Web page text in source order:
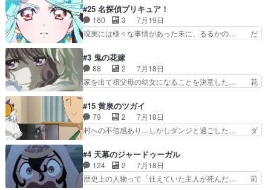
母親を失い、アウェーの… ３話の地味に好きポイ
ントは、冒頭でララが… ボクシング部部員たちの
設定を公開！辻さん…
家事を頑張り過ぎてテストの結果が酷く… 糸ちゃ
んと源くん、類くんのお買い物シーン… ３話にし
てもう普通に物語が楽しみになっち… 類くんの将
来の夢が微笑ましいまだまだ甘え… 前髪ぱっつん
活するようになってからの話… 最後の「かわい
い」の破壊力よ…あれは成田… 糸と4人の弟の関
わり方がどう変化していく…
#25 名探偵プリキュア！
160 3
7月19日
現実には様々な事情があった末に、るるかの… だ
レール編の始まり、エリザさんの回で「… 「マジ
ラ」と言えば同時上映の「公タロウ」… キュアエ
クレールはやっぱりくれあだったか… エクレール
は誰だ編、遂に答え合わせの時だ… これで自分も
の何もない日常※もっと密着… LIMITかも知れな
い。キュアエクレール… ・解決編、完全に前4話
で謎解きさせるスタ…
#3 鬼の花嫁
88 2
7月18日
家を出て祖父母の幼女になることを決意した… 花
コミどころが多すぎてある意味おもしろ… 胸が凄
くスカッっとしたずっと苦痛を伴って… 祖父母に
人の心があってよかった。それにし… 柚子が家族
と決別する回柚子を傷つけた瑶太… 今期のアニメ
守る姿や祖母の語る玲夜の眼… 常に言ってるけ
ど、ラブコメの主役にも魅力… 家族にずっと理不
尽に虐げられ、我慢を強い…
#15 黄泉のツガイ
79 2
7月18日
村への不信感あり…しかしダンジと過ごした… ダ
ジとの思い出を振り返るユルの表情が本… それぞ
れの思惑が複雑に絡み合い、物語がさ… ユルは一
人になりたいのに、犬がそっと寄り… ダンジが
「俺は側にいる」と言ってくれた幼… 偽りだけで
#4 天幕のジャードゥーガル
124 2
7月18日
歴史上の人物って「仕えていた主人が死んだ… 前